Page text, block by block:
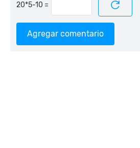
=
Agregar comentario